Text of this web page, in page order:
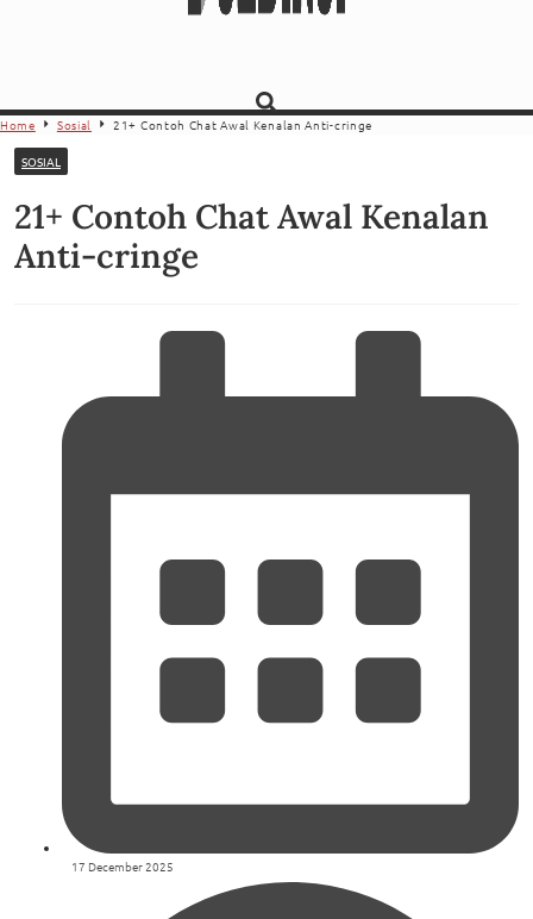
Home Sosial 21+ Contoh Chat Awal Kenalan Anti-cringe
SOSIAL
21+ Contoh Chat Awal Kenalan
Anti-cringe
17 December 2025